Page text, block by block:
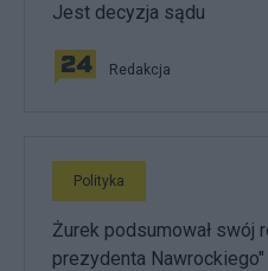
Jest decyzja sądu
Redakcja
Polityka
Żurek podsumował swój
prezydenta Nawrockiego"